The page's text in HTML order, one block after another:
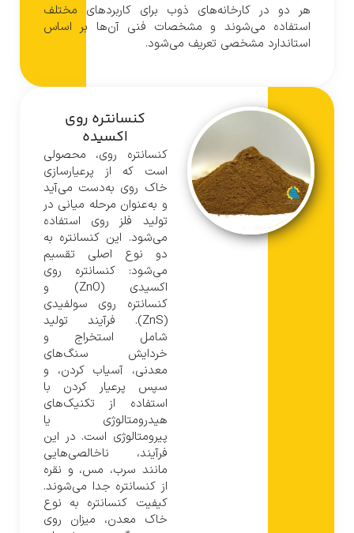
هر دو در کارخانه‌های ذوب برای کاربردهای مختلف
استفاده می‌شوند و مشخصات فنی آن‌ها بر اساس
استاندارد مشخصی تعریف می‌شود.
کنسانتره روی
اکسیده
کنسانتره روی، محصولی
است که از پرعیارسازی
خاک روی به‌دست می‌آید
و به‌عنوان مرحله میانی در
تولید فلز روی استفاده
می‌شود. این کنسانتره به
دو نوع اصلی تقسیم
می‌شود: کنسانتره روی
اکسیدی (ZnO) و
کنسانتره روی سولفیدی
(ZnS). فرآیند تولید
شامل استخراج و
خردایش سنگ‌های
معدنی، آسیاب کردن، و
سپس پرعیار کردن با
استفاده از تکنیک‌های
هیدرومتالوژی یا
پیرومتالوژی است. در این
فرآیند، ناخالصی‌هایی
مانند سرب، مس، و نقره
از کنسانتره جدا می‌شوند.
کیفیت کنسانتره به نوع
خاک معدن، میزان روی